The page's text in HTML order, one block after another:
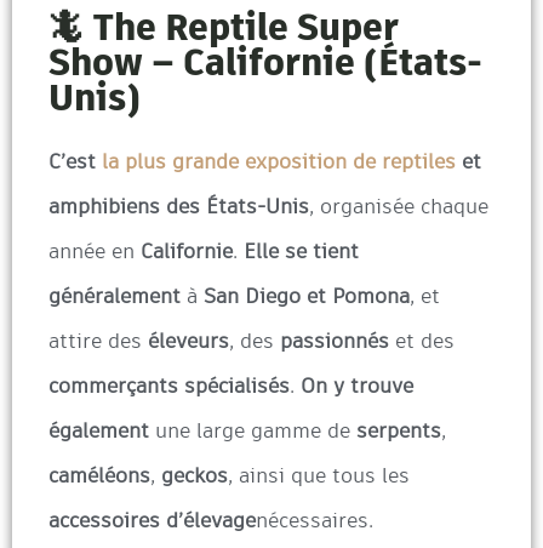
🦎 The Reptile Super
Show – Californie (États-
Unis)
C’est la plus grande exposition de reptiles et
amphibiens des États-Unis, organisée chaque
année en Californie. Elle se tient
généralement à San Diego et Pomona, et
attire des éleveurs, des passionnés et des
commerçants spécialisés. On y trouve
également une large gamme de serpents,
caméléons, geckos, ainsi que tous les
accessoires d’élevagenécessaires.